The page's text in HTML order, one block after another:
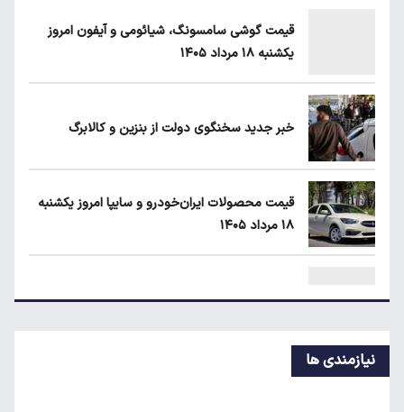
یارانه نقدی و کالابرگ این افراد حذف شد
لبنیات دوباره گران می‌شود؟
قیمت گوشی سامسونگ، شیائومی و آیفون امروز
یکشنبه ۱۸ مرداد ۱۴۰۵
خبر جدید سخنگوی دولت از بنزین و کالابرگ
قیمت محصولات ایران‌خودرو و سایپا امروز یکشنبه
۱۸ مرداد ۱۴۰۵
پشت‌پرده افزایش قبوض آب و برق برخی مشترکان
نیازمندی ها